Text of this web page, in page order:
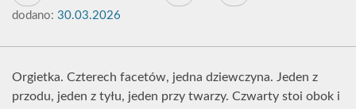
dodano: 30.03.2026
Orgietka. Czterech facetów, jedna dziewczyna. Jeden z
przodu, jeden z tyłu, jeden przy twarzy. Czwarty stoi obok i